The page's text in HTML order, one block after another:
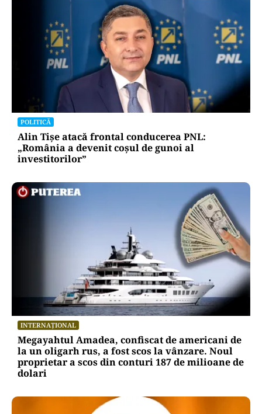
POLITICĂ
Alin Tișe atacă frontal conducerea PNL:
„România a devenit coșul de gunoi al
investitorilor”
INTERNAȚIONAL
Megayahtul Amadea, confiscat de americani de
la un oligarh rus, a fost scos la vânzare. Noul
proprietar a scos din conturi 187 de milioane de
dolari